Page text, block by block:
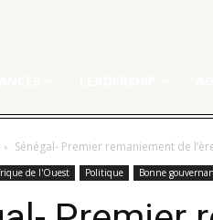
Sénégal- Premier remaniement de
de l'Ouest Politique Bonne